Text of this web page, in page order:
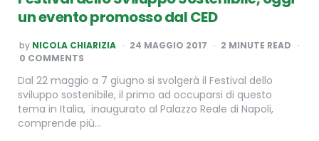
un evento promosso dal CED
POSTED
BY
by NICOLA CHIARIZIA 24 MAGGIO 2017 2 MINUTE READ
0 COMMENTS
Dal 22 maggio a 7 giugno si svolgerà il Festival dello
sviluppo sostenibile, il primo ad occuparsi di questo
tema in Italia, inaugurato al Palazzo Reale di Napoli,
comprende più…